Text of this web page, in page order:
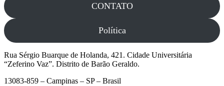
CONTATO
Política
Rua Sérgio Buarque de Holanda, 421. Cidade Universitária
“Zeferino Vaz”. Distrito de Barão Geraldo.
13083-859 – Campinas – SP – Brasil